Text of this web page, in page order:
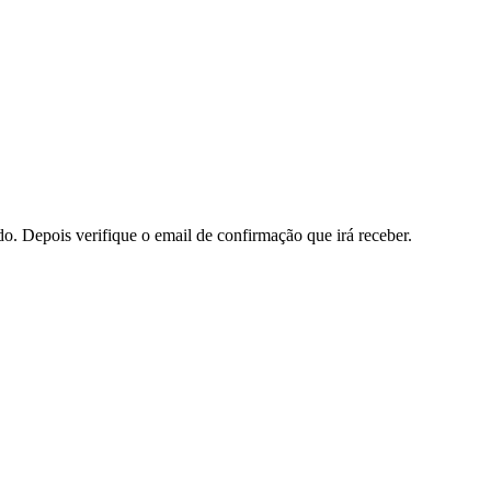
Depois verifique o email de confirmação que irá receber.